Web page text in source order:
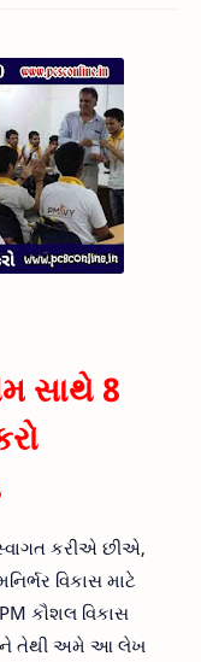
સાથે 8
કરીએ છીએ,
વિકાસ માટે
કૌશલ વિકાસ
તેથી અમે આ લેખ